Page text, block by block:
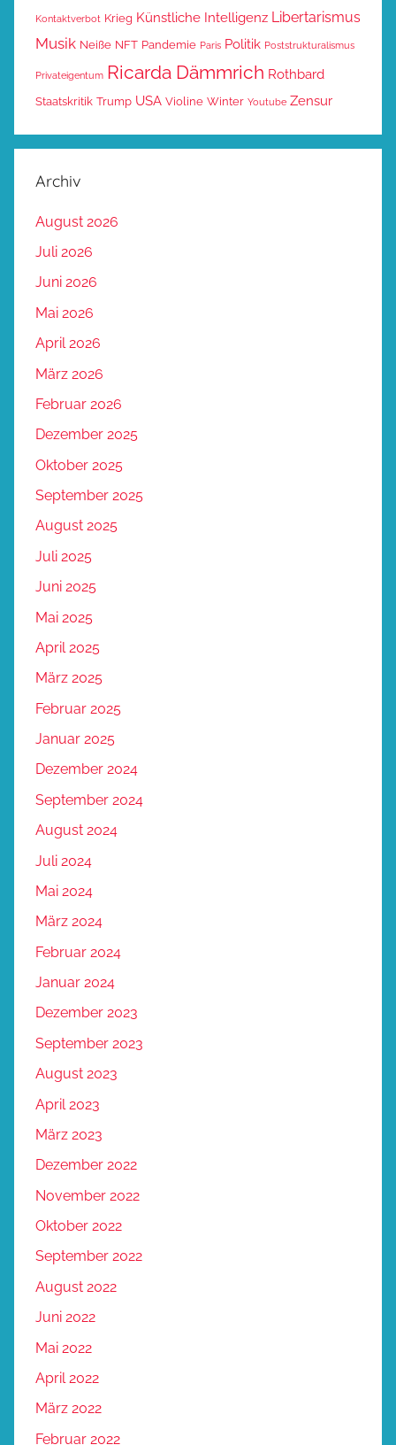
Kontaktverbot Krieg Künstliche Intelligenz Libertarismus
Musik Neiße NFT Pandemie Paris Politik Poststrukturalismus
Privateigentum Ricarda Dämmrich Rothbard
Staatskritik Trump USA Violine Winter Youtube Zensur
Archiv
August 2026
Juli 2026
Juni 2026
Mai 2026
April 2026
März 2026
Februar 2026
Dezember 2025
Oktober 2025
September 2025
August 2025
Juli 2025
Juni 2025
Mai 2025
April 2025
März 2025
Februar 2025
Januar 2025
Dezember 2024
September 2024
August 2024
Juli 2024
Mai 2024
März 2024
Februar 2024
Januar 2024
Dezember 2023
September 2023
August 2023
April 2023
März 2023
Dezember 2022
November 2022
Oktober 2022
September 2022
August 2022
Juni 2022
Mai 2022
April 2022
März 2022
Februar 2022